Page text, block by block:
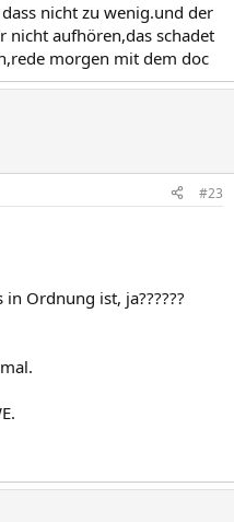
nicht zu wenig.und der
nicht aufhören,das schadet
morgen mit dem doc
#23
Ordnung ist, ja??????